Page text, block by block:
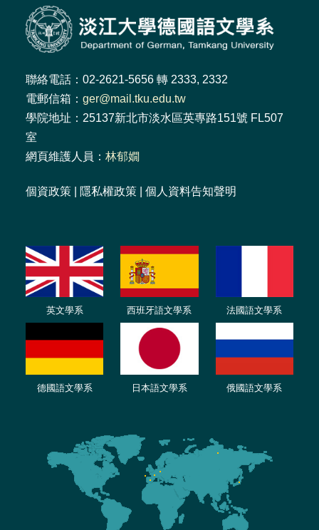
聯絡電話：02-2621-5656 轉 2333, 2332
電郵信箱： ger@mail.tku.edu.tw
學院地址：25137新北市淡水區英專路151號 FL507
室
網頁維護人員： 林郁嫺
個資政策 隱私權政策 個人資料告知聲明
英文學系 西班牙語文學系 法國語文學系
德國語文學系 日本語文學系 俄國語文學系